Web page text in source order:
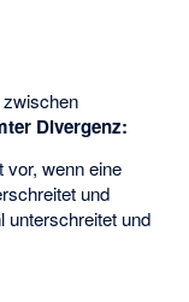
zwischen
Divergenz:
vor, wenn eine
und
unterschreitet und